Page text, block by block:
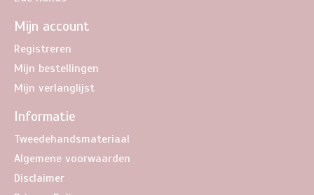
Mijn account
Registreren
Mijn bestellingen
Mijn verlanglijst
Informatie
Tweedehandsmateriaal
Algemene voorwaarden
Disclaimer